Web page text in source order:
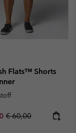
Flats™ Shorts
Regular price:
€ 60,00